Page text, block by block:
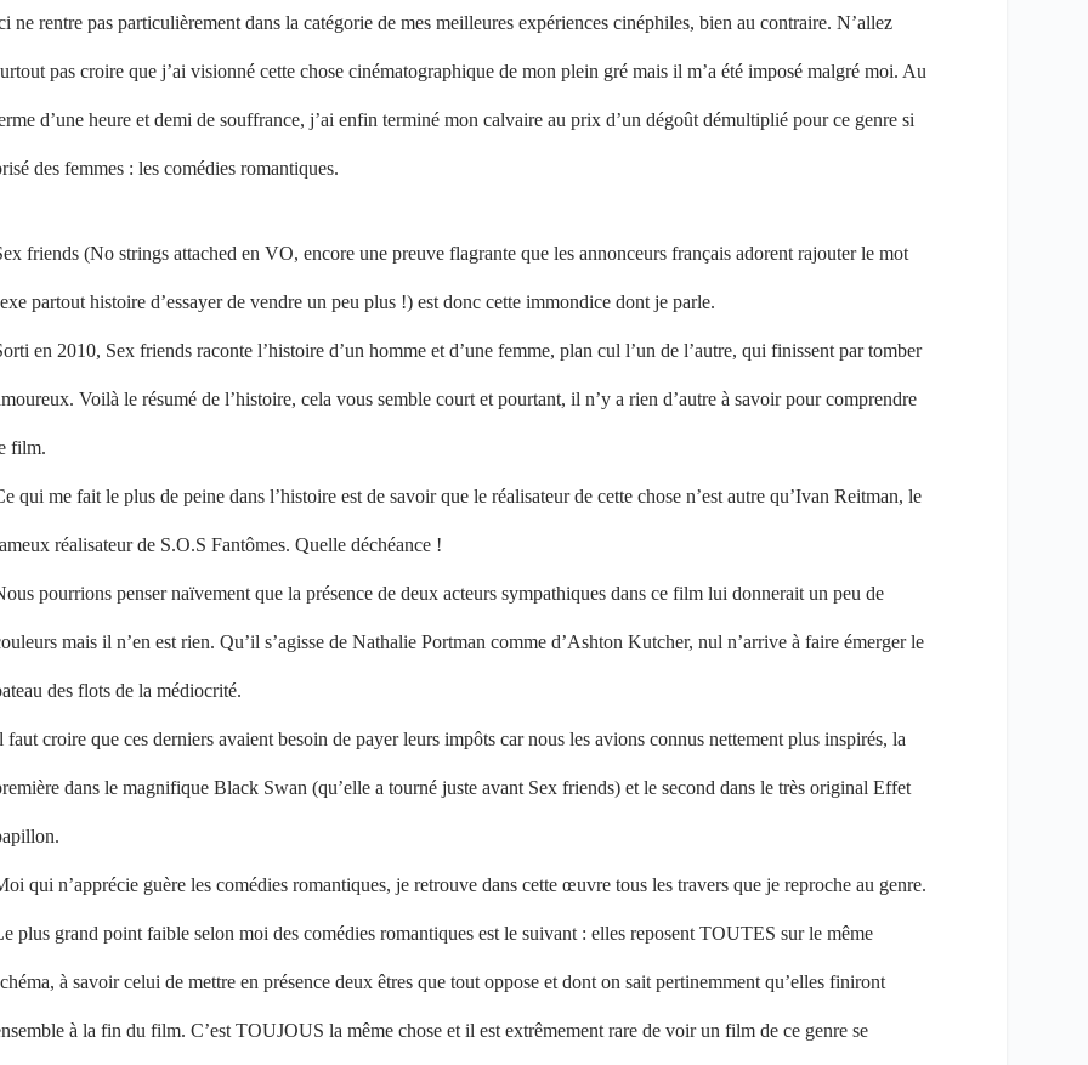
ne rentre pas particulièrement dans la catégorie de mes meilleures expériences cinéphiles, bien au contraire. N’allez
pas croire que j’ai visionné cette chose cinématographique de mon plein gré mais il m’a été imposé malgré moi. Au
d’une heure et demi de souffrance, j’ai enfin terminé mon calvaire au prix d’un dégoût démultiplié pour ce genre si
des femmes : les comédies romantiques.
friends (No strings attached en VO, encore une preuve flagrante que les annonceurs français adorent rajouter le mot
partout histoire d’essayer de vendre un peu plus !) est donc cette immondice dont je parle.
en 2010, Sex friends raconte l’histoire d’un homme et d’une femme, plan cul l’un de l’autre, qui finissent par tomber
Voilà le résumé de l’histoire, cela vous semble court et pourtant, il n’y a rien d’autre à savoir pour comprendre
film.
qui me fait le plus de peine dans l’histoire est de savoir que le réalisateur de cette chose n’est autre qu’Ivan Reitman, le
réalisateur de S.O.S Fantômes. Quelle déchéance !
pourrions penser naïvement que la présence de deux acteurs sympathiques dans ce film lui donnerait un peu de
mais il n’en est rien. Qu’il s’agisse de Nathalie Portman comme d’Ashton Kutcher, nul n’arrive à faire émerger le
des flots de la médiocrité.
faut croire que ces derniers avaient besoin de payer leurs impôts car nous les avions connus nettement plus inspirés, la
dans le magnifique Black Swan (qu’elle a tourné juste avant Sex friends) et le second dans le très original Effet
qui n’apprécie guère les comédies romantiques, je retrouve dans cette œuvre tous les travers que je reproche au genre.
plus grand point faible selon moi des comédies romantiques est le suivant : elles reposent TOUTES sur le même
à savoir celui de mettre en présence deux êtres que tout oppose et dont on sait pertinemment qu’elles finiront
à la fin du film. C’est TOUJOUS la même chose et il est extrêmement rare de voir un film de ce genre se